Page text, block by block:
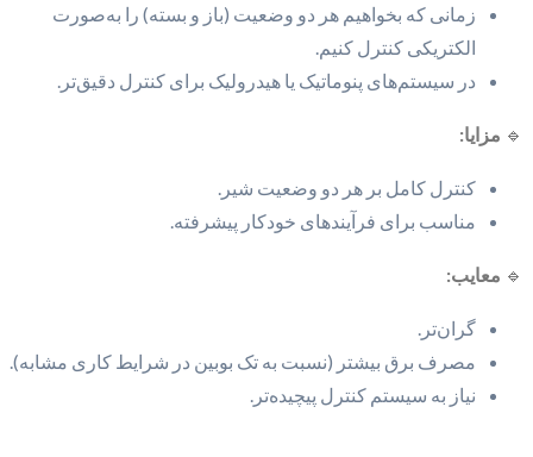
زمانی که بخواهیم هر دو وضعیت (باز و بسته) را به‌صورت
الکتریکی کنترل کنیم.
در سیستم‌های پنوماتیک یا هیدرولیک برای کنترل دقیق‌تر.
🔹 مزایا:
کنترل کامل بر هر دو وضعیت شیر.
مناسب برای فرآیندهای خودکار پیشرفته.
🔹 معایب:
گران‌تر.
مصرف برق بیشتر (نسبت به تک بوبین در شرایط کاری مشابه).
نیاز به سیستم کنترل پیچیده‌تر.